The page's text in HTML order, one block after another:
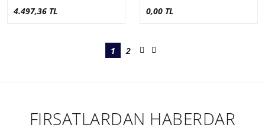
4.497,36 TL 0,00 TL
1 2
FIRSATLARDAN HABERDAR